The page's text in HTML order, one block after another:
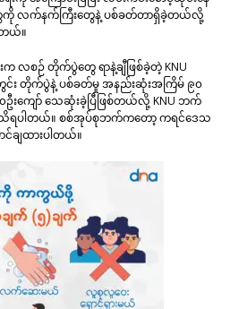
ေကို လက်နက်ကြီးတွေနဲ့ ပစ်ခတ်တာရှိခဲ့တယ်လို့
ယ်။
လစဉ် တိုက်ပွဲတွေ ရာနဲ့ချီဖြစ်ခဲ့တဲ့ KNU
း တိုက်ပွဲနဲ့ ပစ်ခတ်မှု အနည်းဆုံးအကြိမ် ၉၀
ဦးကျော် သေဆုံးခဲ့ပြီဖြစ်တယ်လို့ KNU ဘက်
ရပါတယ်။ စစ်အုပ်စုဘက်ကတော့ ကရင်ဒေသ
ချထားပါတယ်။